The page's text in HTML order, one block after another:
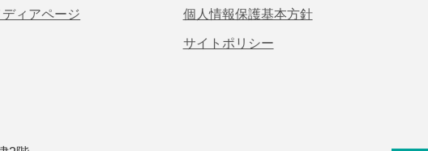
ディアページ 個人情報保護基本方針
サイトポリシー